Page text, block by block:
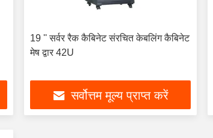
19 '' सर्वर रैक कैबिनेट संरचित केबलिंग कैबिनेट
मेष द्वार 42U
सर्वोत्तम मूल्य प्राप्त करें